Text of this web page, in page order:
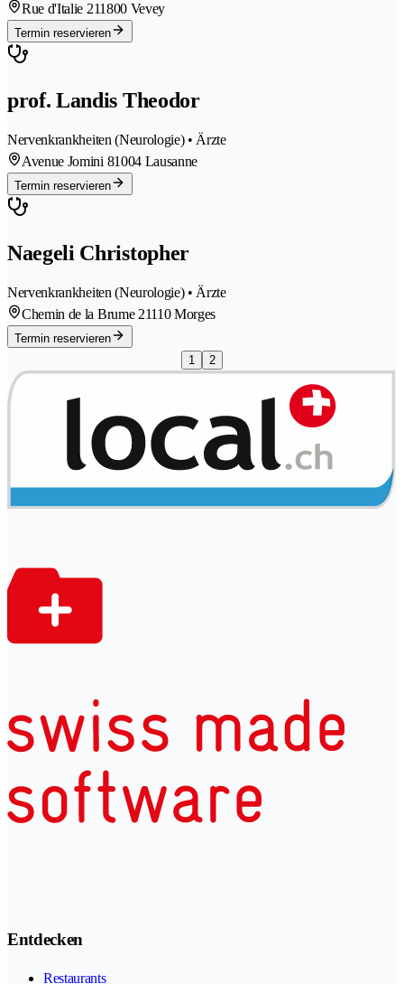
Rue d'Italie 211800 Vevey
Termin reservieren
prof. Landis Theodor
Nervenkrankheiten (Neurologie) • Ärzte
Avenue Jomini 81004 Lausanne
Termin reservieren
Naegeli Christopher
Nervenkrankheiten (Neurologie) • Ärzte
Chemin de la Brume 21110 Morges
Termin reservieren
1
2
Entdecken
Restaurants